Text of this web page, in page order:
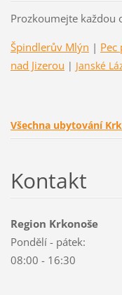
Prozkoumejte každou
Špindlerův Mlýn | Pec
nad Jizerou | Janské
Všechna ubytování
Kontakt
Region Krkonoše
Pondělí - pátek:
08:00 - 16:30